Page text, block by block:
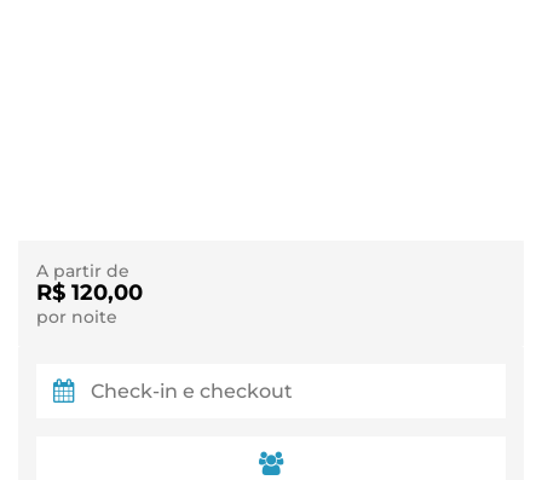
A partir de
R$ 120,00
por noite